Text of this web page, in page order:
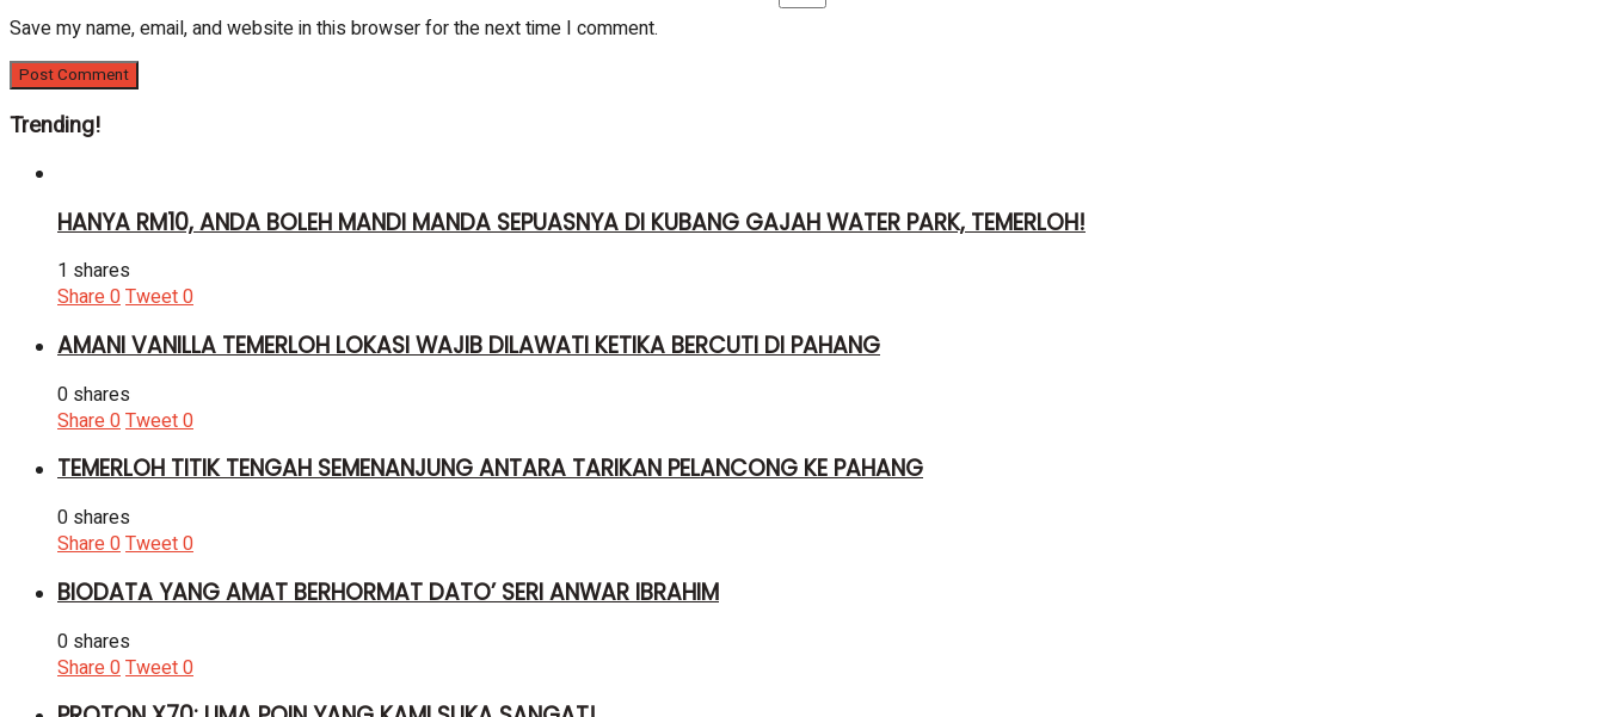
Save my name, email, and website in this browser for the next time I comment.
Trending!
HANYA RM10, ANDA BOLEH MANDI MANDA SEPUASNYA DI KUBANG GAJAH WATER PARK, TEMERLOH!
1 shares
Share0Tweet0
AMANI VANILLA TEMERLOH LOKASI WAJIB DILAWATI KETIKA BERCUTI DI PAHANG
0 shares
Share0Tweet0
TEMERLOH TITIK TENGAH SEMENANJUNG ANTARA TARIKAN PELANCONG KE PAHANG
0 shares
Share0Tweet0
BIODATA YANG AMAT BERHORMAT DATO’ SERI ANWAR IBRAHIM
0 shares
Share0Tweet0